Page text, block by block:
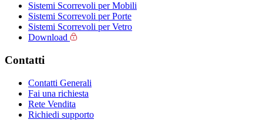
Sistemi Scorrevoli per Mobili
Sistemi Scorrevoli per Porte
Sistemi Scorrevoli per Vetro
Download
Contatti
Contatti Generali
Fai una richiesta
Rete Vendita
Richiedi supporto